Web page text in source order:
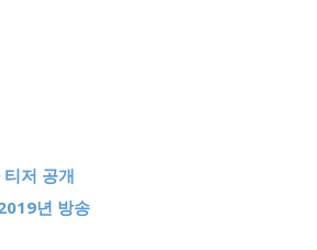
저 공개
년 방송